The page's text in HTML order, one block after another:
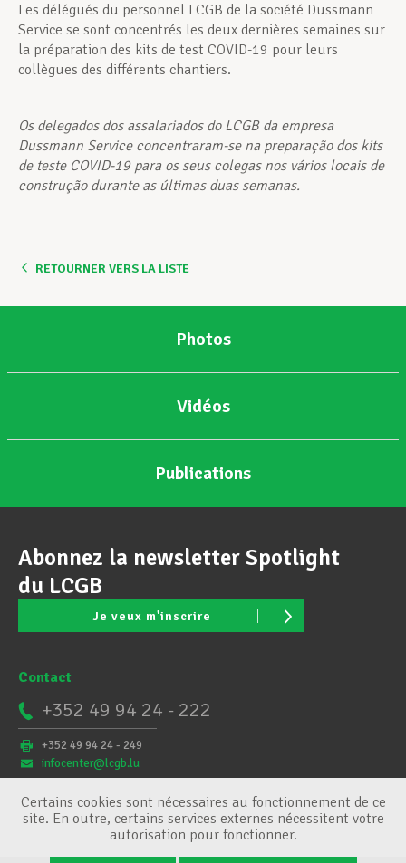
Les délégués du personnel LCGB de la société Dussmann
Service se sont concentrés les deux dernières semaines sur
la préparation des kits de test COVID-19 pour leurs
collègues des différents chantiers.
Os delegados dos assalariados do LCGB da empresa
Dussmann Service concentraram-se na preparação dos kits
de teste COVID-19 para os seus colegas nos vários locais de
construção durante as últimas duas semanas.
RETOURNER VERS LA LISTE
Photos
Vidéos
Publications
Abonnez la newsletter Spotlight
du LCGB
Je veux m'inscrire
Contact
+352 49 94 24 - 222
+352 49 94 24 - 249
infocenter@lcgb.lu
Certains cookies sont nécessaires au fonctionnement de ce
site. En outre, certains services externes nécessitent votre
autorisation pour fonctionner.